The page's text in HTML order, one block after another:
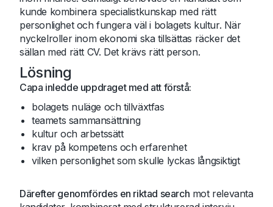
kunde kombinera specialistkunskap med rätt
personlighet och fungera väl i bolagets kultur. När
nyckelroller inom ekonomi ska tillsättas räcker det
sällan med rätt CV. Det krävs rätt person.
Lösning
Capa inledde uppdraget med att förstå:
bolagets nuläge och tillväxtfas
teamets sammansättning
kultur och arbetssätt
krav på kompetens och erfarenhet
vilken personlighet som skulle lyckas långsiktigt
Därefter genomfördes en riktad search mot relevanta